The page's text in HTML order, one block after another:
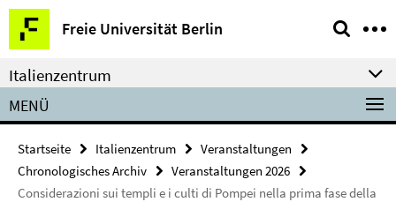
Springe
direkt
zu
Inhalt
Freie Universität Berlin
Service-
Navigation
Italienzentrum
MENÜ
Startseite Italienzentrum
Veranstaltungen
Chronologisches Archiv
Veranstaltungen 2026
Considerazioni sui templi e i culti di Pompei nella prima fase della